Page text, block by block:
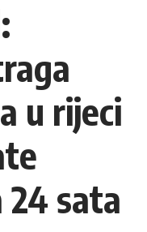
u rijeci
24 sata